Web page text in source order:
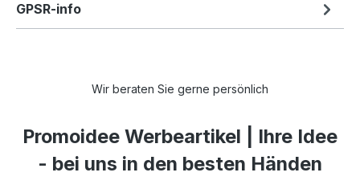
GPSR-info
Wir beraten Sie gerne persönlich
Promoidee Werbeartikel | Ihre Idee
- bei uns in den besten Händen